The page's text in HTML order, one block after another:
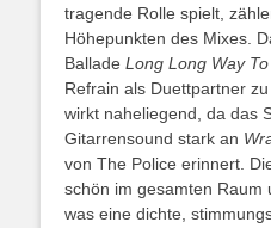
tragende Rolle spielt,
Höhepunkten des Mixes.
Ballade Long Long Way
Refrain als Duettpartner
wirkt naheliegend, da das
Gitarrensound stark an
von The Police erinnert.
schön im gesamten Raum
was eine dichte,